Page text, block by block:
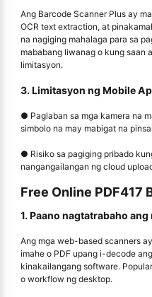
Ang Barcode Scanner Plus ay
OCR text extraction, at
na nagiging mahalaga para sa
mababang liwanag o kung saan
limitasyon.
3. Limitasyon ng Mobile
● Paglaban sa mga kamera na
simbolo na may mabigat na
● Risiko sa pagiging pribado
nangangailangan ng cloud
Free Online PDF417
1. Paano nagtatrabaho
Ang mga web-based scanners
imahe o PDF upang i-decode
kinakailangang software.
o workflow ng desktop.